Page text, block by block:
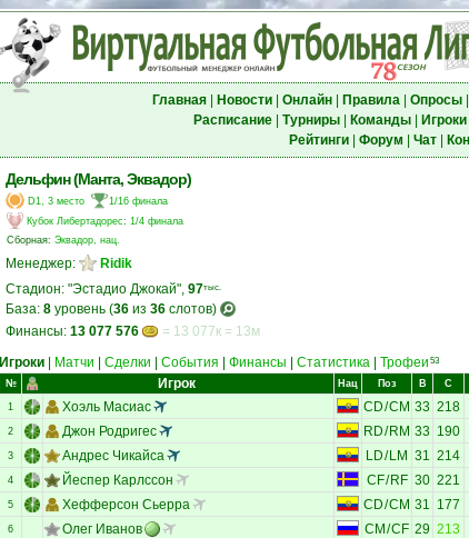
Главная| Новости| Онлайн| Правила| Опросы|
Расписание| Турниры| Команды| Игроки|
Рейтинги| Форум Чат|
Дельфин (Манта, Эквадор)
D1, 3 место
1/16 финала
Кубок Либертадорес: 1/4 финала
Сборная: Эквадор, нац.
Менеджер:
Ridik
Стадион: "Эстадио Джокай", 97тыс.
База: 8 уровень (36 из 36 слотов)
Финансы: 13 077 576 = 13 077к = 13м
Игроки Матчи Сделки События Финансы Статистика Трофеи 53
№ Игрок Нац Поз В С
1 Хоэль Масиас CD/CM 33 218
2 Джон Родригес RD/ RM 33 190
3 Андрес Чикайса LD/ LM 31 214
4 Йеспер Карлссон CF/RF 30 221
5 Хефферсон Сьерра CD/CM 31 177
6 Олег Иванов CM /CF 29 213